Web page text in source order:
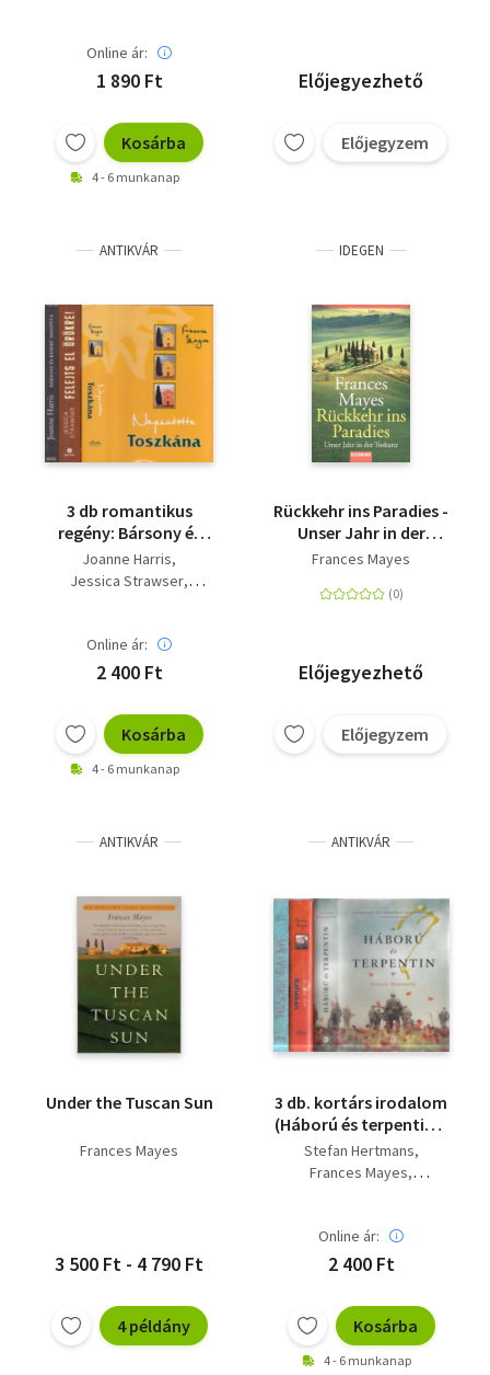
Online ár:
1 890 Ft
Kosárba
4 - 6 munkanap
Előjegyezhető
Előjegyzem
ANTIKVÁR
3 db romantikus
regény: Bársony és
keserű mandula +
Felejts el örökre! +
Joanne Harris
Jessica Strawser
Online ár:
2 400 Ft
Kosárba
4 - 6 munkanap
IDEGEN
Rückkehr ins Paradies -
Unser Jahr in der
Toskana
Frances Mayes
Előjegyezhető
Előjegyzem
ANTIKVÁR
Under the Tuscan Sun
Frances Mayes
3 500 Ft - 4 790 Ft
4 példány
ANTIKVÁR
3 db. kortárs irodalom
(Háború és terpentin +
Édes élet Itáliában +
Madarak ítélőszéke)
Stefan Hertmans
Frances Mayes
Online ár:
2 400 Ft
Kosárba
4 - 6 munkanap